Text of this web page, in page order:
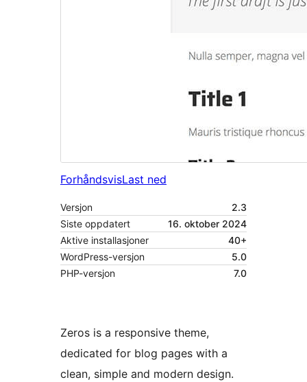
ForhåndsvisLast ned
Versjon
2.3
Siste oppdatert
16. oktober 2024
Aktive installasjoner
40+
WordPress-versjon
5.0
PHP-versjon
7.0
Zeros is a responsive theme,
dedicated for blog pages with a
clean, simple and modern design.